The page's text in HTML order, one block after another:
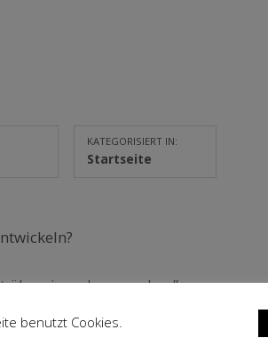
KATEGORISIERT IN:
Startseite
sprechen”
herzlich zu einer
benutzt Cookies.